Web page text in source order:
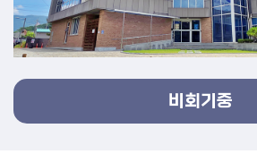
소
식
의
활
비회기중